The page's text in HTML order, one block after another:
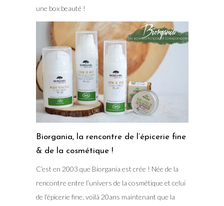
une box beauté !
Biorgania, la rencontre de l’épicerie fine
& de la cosmétique !
C’est en 2003 que Biorgania est crée ! Née de la
rencontre entre l’univers de la cosmétique et celui
de l’épicerie fine, voilà 20ans maintenant que la